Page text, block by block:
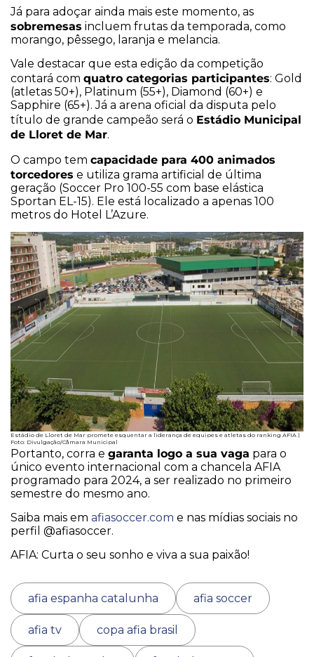
Já para adoçar ainda mais este momento, as
sobremesas incluem frutas da temporada, como
morango, pêssego, laranja e melancia.
Vale destacar que esta edição da competição
contará com quatro categorias participantes: Gold
(atletas 50+), Platinum (55+), Diamond (60+) e
Sapphire (65+). Já a arena oficial da disputa pelo
título de grande campeão será o Estádio Municipal
de Lloret de Mar.
O campo tem capacidade para 400 animados
torcedores e utiliza grama artificial de última
geração (Soccer Pro 100-55 com base elástica
Sportan EL-15). Ele está localizado a apenas 100
metros do Hotel L’Azure.
Estádio de Lloret de Mar promete esquentar a liderança de equipes e atletas do ranking AFIA |
Foto: Divulgação/Câmara Municipal
Portanto, corra e garanta logo a sua vaga para o
único evento internacional com a chancela AFIA
programado para 2024, a ser realizado no primeiro
semestre do mesmo ano.
Saiba mais em afiasoccer.com e nas mídias sociais no
perfil @afiasoccer.
AFIA: Curta o seu sonho e viva a sua paixão!
afia espanha catalunha afia soccer
afia tv copa afia brasil